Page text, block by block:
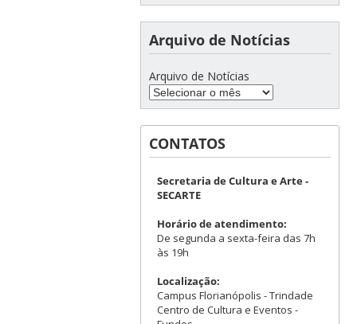
Arquivo de Notícias
Arquivo de Notícias
CONTATOS
Secretaria de Cultura e Arte -
SECARTE
Horário de atendimento:
De segunda a sexta-feira das 7h
às 19h
Localização:
Campus Florianópolis - Trindade
Centro de Cultura e Eventos -